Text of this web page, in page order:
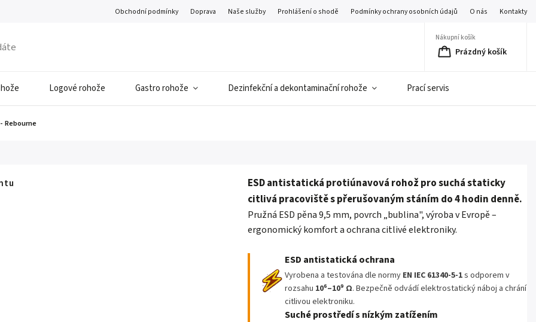
Obchodní podmínky Doprava Naše služby Prohlášení o shodě Podmínky ochrany osobních údajů O nás Kontakty
Nákupní košík
Prázdný košík
Logové rohože Gastro rohože Dezinfekční a dekontaminační rohože Prací servis
Rebourne
ESD antistatická protiúnavová rohož pro suchá staticky
citlivá pracoviště s přerušovaným stáním do 4 hodin denně.
Pružná ESD pěna 9,5 mm, povrch „bublina", výroba v Evropě –
ergonomický komfort a ochrana citlivé elektroniky.
ESD antistatická ochrana
Vyrobena a testována dle normy EN IEC 61340-5-1s odporem v
rozsahu 10⁶–10⁹ Ω. Bezpečně odvádí elektrostatický náboj a chrání
citlivou elektroniku.
Suché prostředí s nízkým zatížením